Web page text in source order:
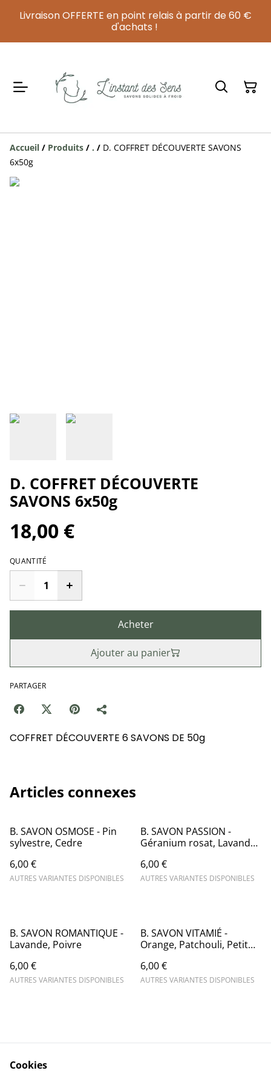
Livraison OFFERTE en point relais à partir de 60 €
d'achats !
Accueil / Produits / . / D. COFFRET DÉCOUVERTE SAVONS
6x50g
D. COFFRET DÉCOUVERTE
SAVONS 6x50g
18,00 €
QUANTITÉ
Acheter
Ajouter au panier
PARTAGER
COFFRET DÉCOUVERTE 6 SAVONS DE 50g
Articles connexes
B. SAVON OSMOSE - Pin
sylvestre, Cedre
6,00 €
AUTRES VARIANTES DISPONIBLES
B. SAVON PASSION -
Géranium rosat, Lavande,
6,00 €
AUTRES VARIANTES DISPONIBLES
B. SAVON ROMANTIQUE -
Lavande, Poivre
6,00 €
AUTRES VARIANTES DISPONIBLES
B. SAVON VITAMIÉ -
Orange, Patchouli, Petit
6,00 €
AUTRES VARIANTES DISPONIBLES
Cookies